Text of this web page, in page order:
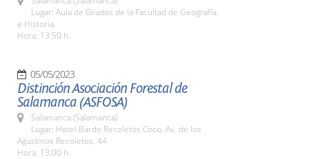
Lugar: Aula de Grados de la Facultad de Geografía
e Historia
Hora: 13:50 h.
05/05/2023
Distinción Asociación Forestal de
Salamanca (ASFOSA)
Salamanca (Salamanca)
Lugar: Hotel Bardo Recoletos Coco. Av. de los
Agustinos Recoletos, 44
Hora: 13:00 h.